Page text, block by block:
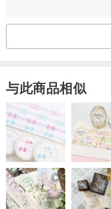
与此商品相似